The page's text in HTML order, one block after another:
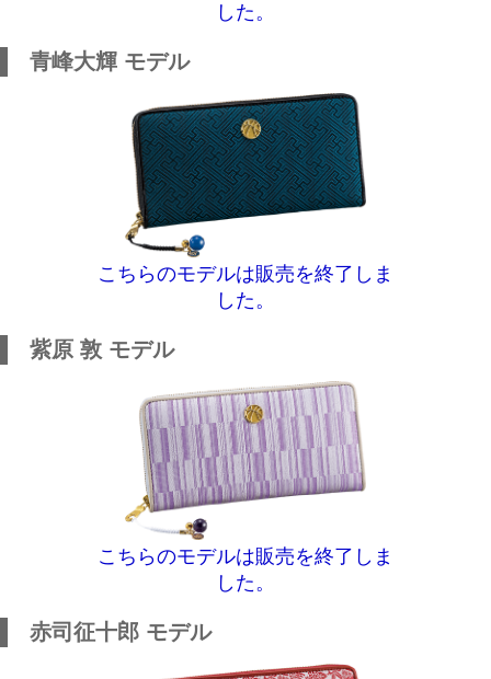
した。
青峰大輝 モデル
こちらのモデルは販売を終了しま
した。
紫原 敦 モデル
こちらのモデルは販売を終了しま
した。
赤司征十郎 モデル